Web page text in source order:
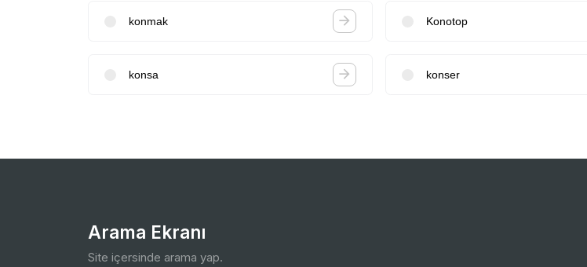
konmak Konotop
konsa konser
Arama Ekranı
Site içersinde arama yap.